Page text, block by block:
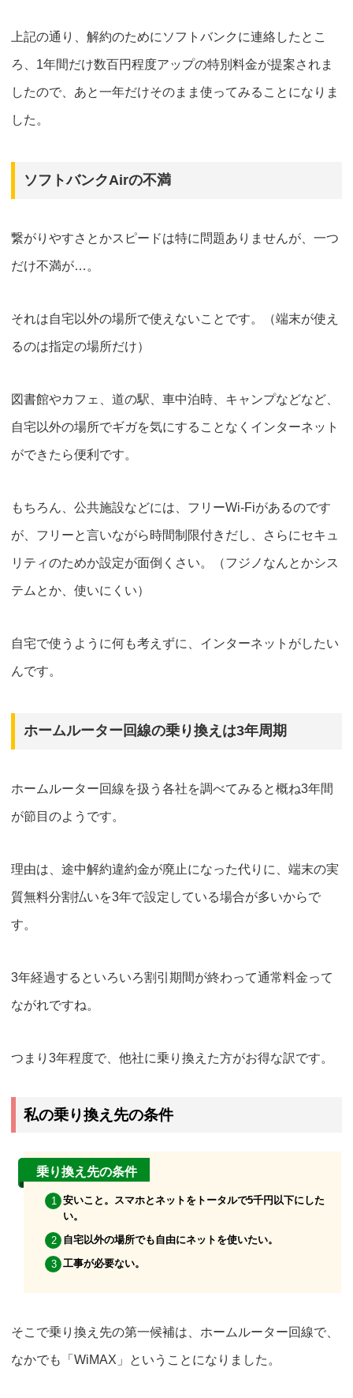
上記の通り、解約のためにソフトバンクに連絡したとこ
ろ、1年間だけ数百円程度アップの特別料金が提案されま
したので、あと一年だけそのまま使ってみることになりま
した。
ソフトバンクAirの不満
繋がりやすさとかスピードは特に問題ありませんが、一つ
だけ不満が…。
それは自宅以外の場所で使えないことです。（端末が使え
るのは指定の場所だけ）
図書館やカフェ、道の駅、車中泊時、キャンプなどなど、
自宅以外の場所でギガを気にすることなくインターネット
ができたら便利です。
もちろん、公共施設などには、フリーWi-Fiがあるのです
が、フリーと言いながら時間制限付きだし、さらにセキュ
リティのためか設定が面倒くさい。（フジノなんとかシス
テムとか、使いにくい）
自宅で使うように何も考えずに、インターネットがしたい
んです。
ホームルーター回線の乗り換えは3年周期
ホームルーター回線を扱う各社を調べてみると概ね3年間
が節目のようです。
理由は、途中解約違約金が廃止になった代りに、 端末の実
質無料分割払いを3年で設定している場合が多いからで
す。
3年経過するといろいろ割引期間が終わって通常料金って
ながれですね。
つまり 3年程度で、他社に乗り換えた方がお得な訳です。
私の乗り換え先の条件
乗り換え先の条件
安いこと。スマホとネットをトータルで5千円以下にした
い。
自宅以外の場所でも自由にネットを使いたい。
工事が必要ない。
そこで乗り換え先の第一候補は、ホームルーター回線で、
なかでも「WiMAX」ということになりました。